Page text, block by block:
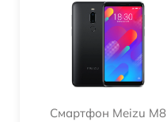
Смартфон Meizu M8